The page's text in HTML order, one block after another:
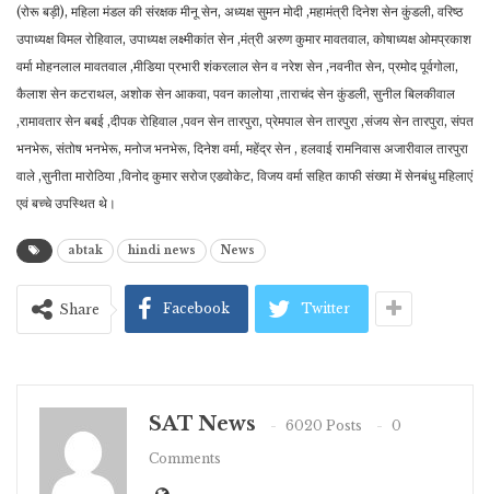
(रोरू बड़ी), महिला मंडल की संरक्षक मीनू सेन, अध्यक्ष सुमन मोदी ,महामंत्री दिनेश सेन कुंडली, वरिष्ठ
उपाध्यक्ष विमल रोहिवाल, उपाध्यक्ष लक्ष्मीकांत सेन ,मंत्री अरुण कुमार मावतवाल, कोषाध्यक्ष ओमप्रकाश
वर्मा मोहनलाल मावतवाल ,मीडिया प्रभारी शंकरलाल सेन व नरेश सेन ,नवनीत सेन, प्रमोद पूर्वगोला,
कैलाश सेन कटराथल, अशोक सेन आकवा, पवन कालोया ,ताराचंद सेन कुंडली, सुनील बिलकीवाल
,रामावतार सेन बबई ,दीपक रोहिवाल ,पवन सेन तारपुरा, प्रेमपाल सेन तारपुरा ,संजय सेन तारपुरा, संपत
भनभेरू, संतोष भनभेरू, मनोज भनभेरू, दिनेश वर्मा, महेंद्र सेन , हलवाई रामनिवास अजारीवाल तारपुरा
वाले ,सुनीता मारोठिया ,विनोद कुमार सरोज एडवोकेट, विजय वर्मा सहित काफी संख्या में सेनबंधु महिलाएं
एवं बच्चे उपस्थित थे।
abtak hindi news News
Share Facebook Twitter
SAT News 6020 Posts
0
Comments